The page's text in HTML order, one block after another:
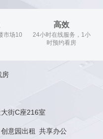
市场10
高效
24小时在线服务，1小
时预约看房
房
街C座216室
创意园出租 共享办公